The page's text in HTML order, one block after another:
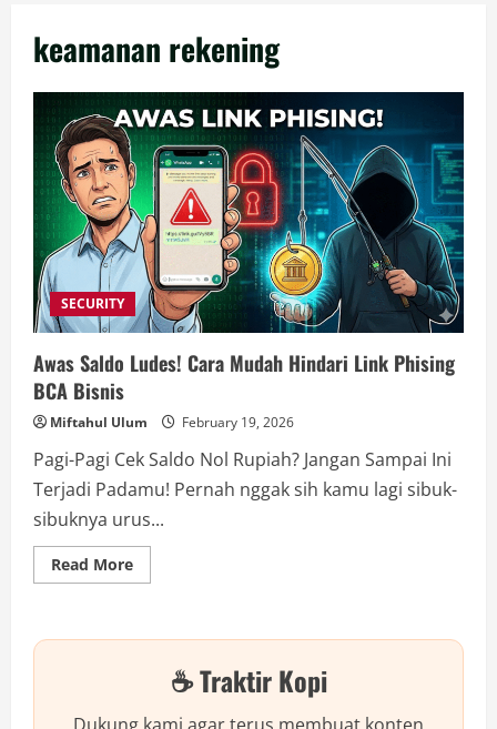
keamanan rekening
SECURITY
Awas Saldo Ludes! Cara Mudah Hindari Link Phising
BCA Bisnis
Miftahul Ulum February 19, 2026
Pagi-Pagi Cek Saldo Nol Rupiah? Jangan Sampai Ini
Terjadi Padamu! Pernah nggak sih kamu lagi sibuk-
sibuknya urus...
Read MoreRead
more
Ludes!
Mudah
Hindari
Phising
☕ Traktir Kopi